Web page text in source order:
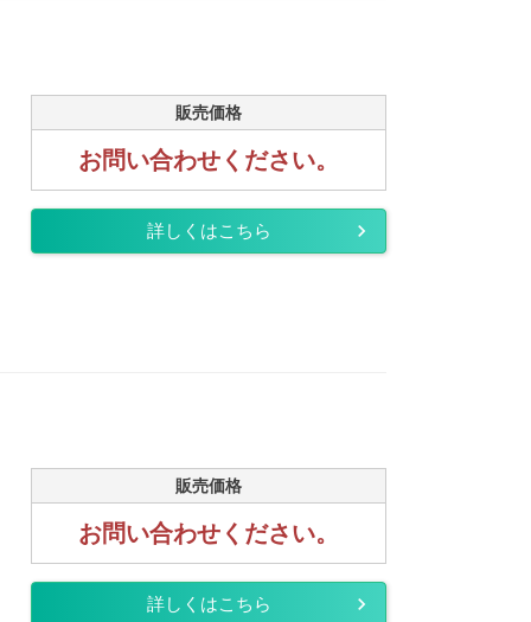
販売価格
お問い合わせください。
詳しくはこちら
販売価格
お問い合わせください。
詳しくはこちら